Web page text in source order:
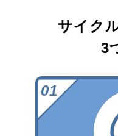
サイク
3